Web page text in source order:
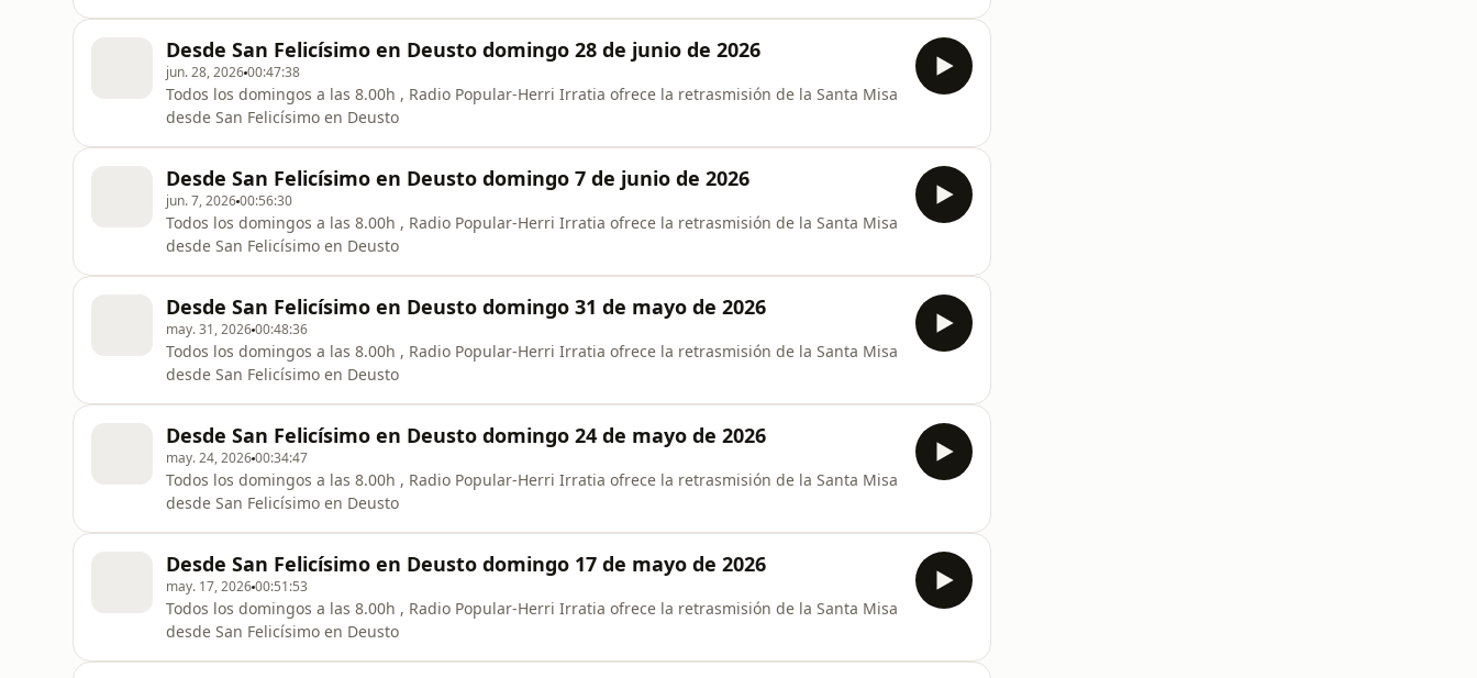
Desde San Felicísimo en Deusto domingo 28 de junio de 2026
jun. 28, 202600:47:38
Todos los domingos a las 8.00h , Radio Popular-Herri Irratia ofrece la retrasmisión de la Santa Misa
desde San Felicísimo en Deusto
Desde San Felicísimo en Deusto domingo 7 de junio de 2026
jun. 7, 202600:56:30
Todos los domingos a las 8.00h , Radio Popular-Herri Irratia ofrece la retrasmisión de la Santa Misa
desde San Felicísimo en Deusto
Desde San Felicísimo en Deusto domingo 31 de mayo de 2026
may. 31, 202600:48:36
Todos los domingos a las 8.00h , Radio Popular-Herri Irratia ofrece la retrasmisión de la Santa Misa
desde San Felicísimo en Deusto
Desde San Felicísimo en Deusto domingo 24 de mayo de 2026
may. 24, 202600:34:47
Todos los domingos a las 8.00h , Radio Popular-Herri Irratia ofrece la retrasmisión de la Santa Misa
desde San Felicísimo en Deusto
Desde San Felicísimo en Deusto domingo 17 de mayo de 2026
may. 17, 202600:51:53
Todos los domingos a las 8.00h , Radio Popular-Herri Irratia ofrece la retrasmisión de la Santa Misa
desde San Felicísimo en Deusto